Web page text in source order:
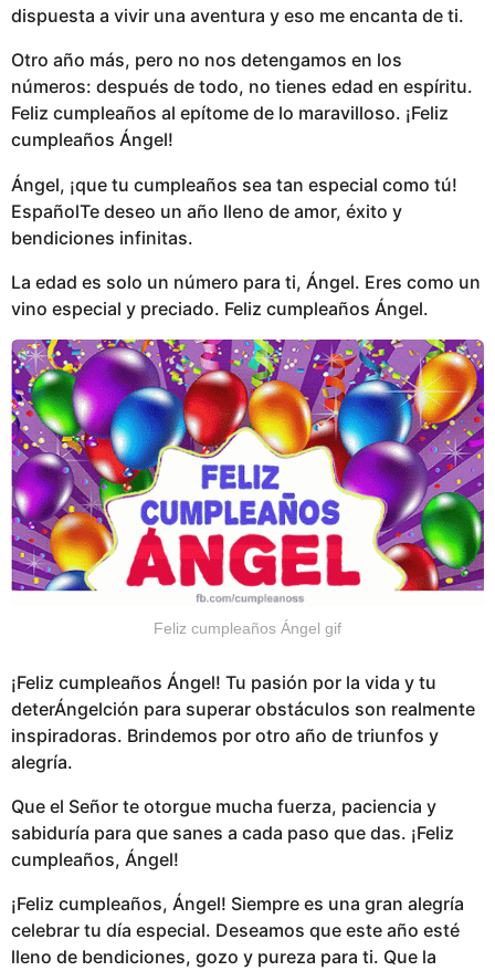
dispuesta a vivir una aventura y eso me encanta de ti.
Otro año más, pero no nos detengamos en los
números: después de todo, no tienes edad en espíritu.
Feliz cumpleaños al epítome de lo maravilloso. ¡Feliz
cumpleaños Ángel!
Ángel, ¡que tu cumpleaños sea tan especial como tú!
EspañolTe deseo un año lleno de amor, éxito y
bendiciones infinitas.
La edad es solo un número para ti, Ángel. Eres como un
vino especial y preciado. Feliz cumpleaños Ángel.
Feliz cumpleaños Ángel gif
¡Feliz cumpleaños Ángel! Tu pasión por la vida y tu
deterÁngelción para superar obstáculos son realmente
inspiradoras. Brindemos por otro año de triunfos y
alegría.
Que el Señor te otorgue mucha fuerza, paciencia y
sabiduría para que sanes a cada paso que das. ¡Feliz
cumpleaños, Ángel!
¡Feliz cumpleaños, Ángel! Siempre es una gran alegría
celebrar tu día especial. Deseamos que este año esté
lleno de bendiciones, gozo y pureza para ti. Que la